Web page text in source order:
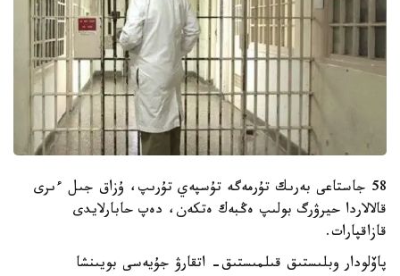
58 جاستاعى بەرىك تۇرمەگە تۇسپەي تۇرىپ، ۇزاق جىل ءىرى
قالالاردا حيرۋرگ بولىپ ەڭبەك ەتكەن، دەپ حابارلايدى
قازاقپارات.
پاۆلودار وبلىستىق قىلمىستىق- اتقارۋ جۇيەسى بويىنشا